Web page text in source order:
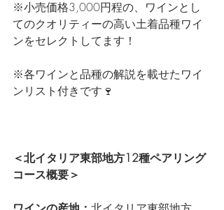
※小売価格3,000円程の、ワインとし
てのクオリティーの高い土着品種ワイ
ンをセレクトしてます！
※各ワインと品種の解説を載せたワイ
ンリスト付きです🍷
＜北イタリア東部地方12種ペアリング
コース概要＞